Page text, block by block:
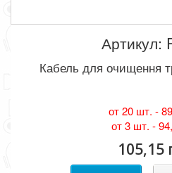
Артикул:
Кабель для очищення
от 20 шт. -
от 3 шт. -
105,15